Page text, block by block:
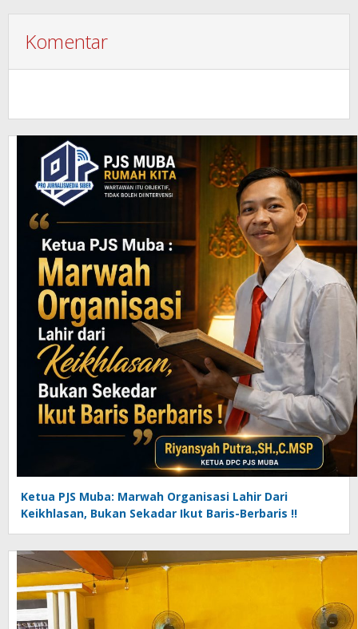
Komentar
Ketua PJS Muba: Marwah Organisasi Lahir Dari
Keikhlasan, Bukan Sekadar Ikut Baris-Berbaris !!